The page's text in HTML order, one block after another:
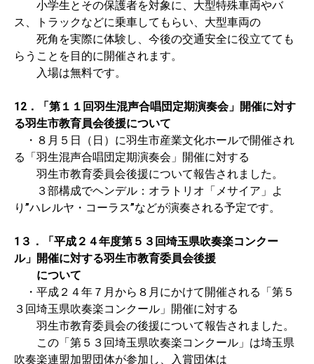
小学生とその保護者を対象に、大型特殊車両やバ
ス、トラックなどに乗車してもらい、大型車両の
死角を実際に体験し、今後の交通安全に役立てても
らうことを目的に開催されます。
入場は無料です。
12．「第１１回羽生混声合唱団定期演奏会」開催に対す
る羽生市教育員会後援について
・８月５日（日）に羽生市産業文化ホールで開催され
る「羽生混声合唱団定期演奏会」開催に対する
羽生市教育委員会後援について報告されました。
３部構成でヘンデル：オラトリオ「メサイア」よ
り”ハレルヤ・コーラス”などが演奏される予定です。
1３．「平成２４年度第５３回埼玉県吹奏楽コンクー
ル」開催に対する羽生市教育委員会後援
について
・平成２４年７月から８月にかけて開催される「第５
３回埼玉県吹奏楽コンクール」開催に対する
羽生市教育委員会の後援について報告されました。
この「第５３回埼玉県吹奏楽コンクール」は埼玉県
吹奏楽連盟加盟団体が参加し、入賞団体は